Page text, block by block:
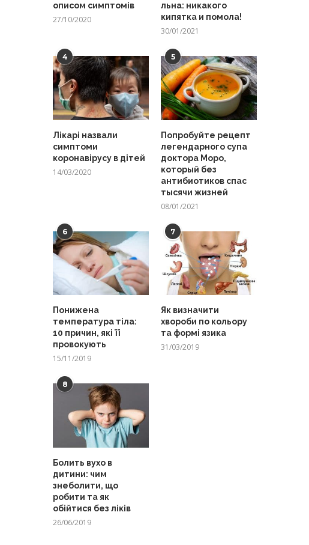
описом симптомів
27/10/2020
льна: никакого
кипятка и помола!
30/01/2021
4
Лікарі назвали
симптоми
коронавірусу в дітей
14/03/2020
5
Попробуйте рецепт
легендарного супа
доктора Моро,
который без
антибиотиков спас
тысячи жизней
08/01/2021
6
Понижена
температура тіла:
10 причин, які її
провокують
15/11/2019
7
Як визначити
хвороби по кольору
та формі язика
31/03/2019
8
Болить вухо в
дитини: чим
знеболити, що
робити та як
обійтися без ліків
26/06/2019